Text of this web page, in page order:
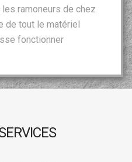
les ramoneurs de chez
de tout le matériel
fonctionner